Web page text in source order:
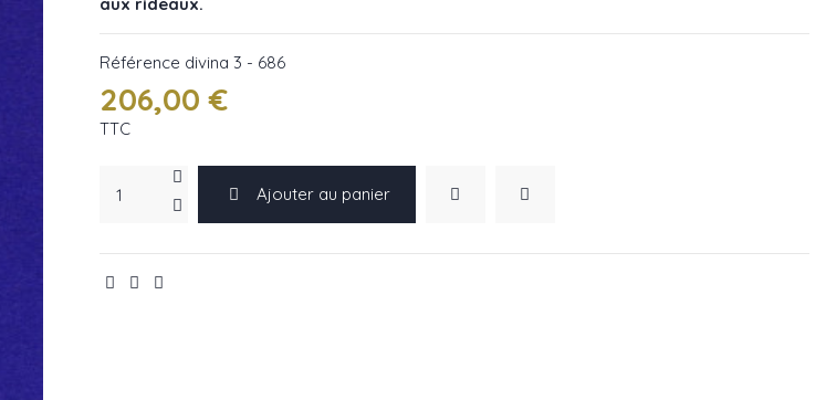
Référence divina 3 - 686
206,00 €
TTC
Ajouter au panier